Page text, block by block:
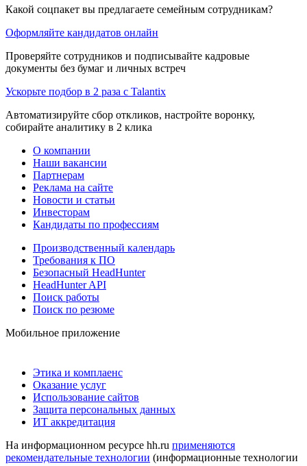
Какой соцпакет вы предлагаете семейным сотрудникам?
Оформляйте кандидатов онлайн
Проверяйте сотрудников и подписывайте кадровые
документы без бумаг и личных встреч
Ускорьте подбор в 2 раза с Talantix
Автоматизируйте сбор откликов, настройте воронку,
собирайте аналитику в 2 клика
О компании
Наши вакансии
Партнерам
Реклама на сайте
Новости и статьи
Инвесторам
Кандидаты по профессиям
Производственный календарь
Требования к ПО
Безопасный HeadHunter
HeadHunter API
Поиск работы
Поиск по резюме
Мобильное приложение
Этика и комплаенс
Оказание услуг
Использование сайтов
Защита персональных данных
ИТ аккредитация
На информационном ресурсе hh.ru применяются
рекомендательные технологии (информационные технологии